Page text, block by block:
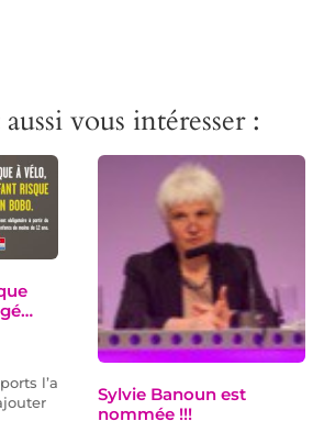
vous intéresser :
l’a
Sylvie Banoun est
nommée !!!